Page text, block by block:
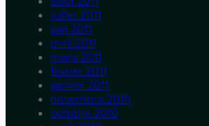
juillet 2011
juin 2011
avril 2011
mars 2011
février 2011
janvier 2011
novembre 2010
octobre 2010